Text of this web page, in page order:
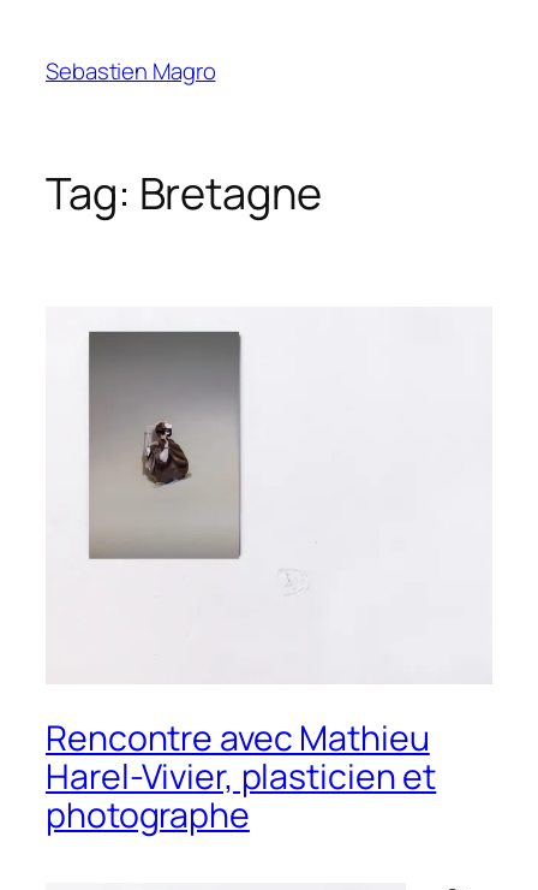
content
Sebastien Magro
Tag: Bretagne
Rencontre avec Mathieu
Harel-Vivier, plasticien et
photographe